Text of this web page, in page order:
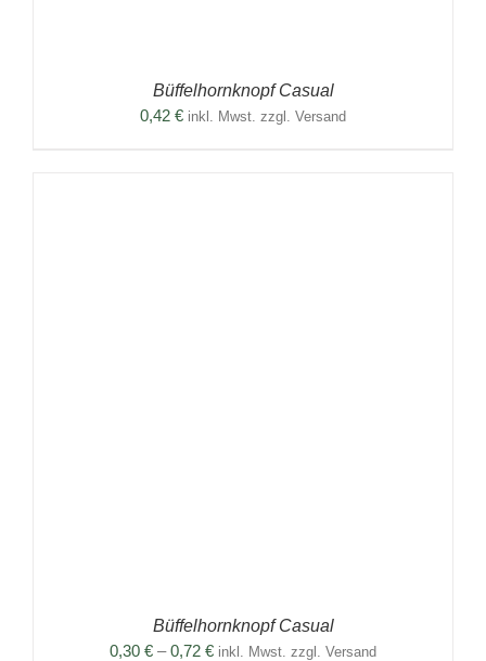
Büffelhornknopf Casual
0,42 € inkl. Mwst. zzgl. Versand
Büffelhornknopf Casual
0,30 € –0,72 €Preisspanne:
inkl. Mwst. zzgl. Versand